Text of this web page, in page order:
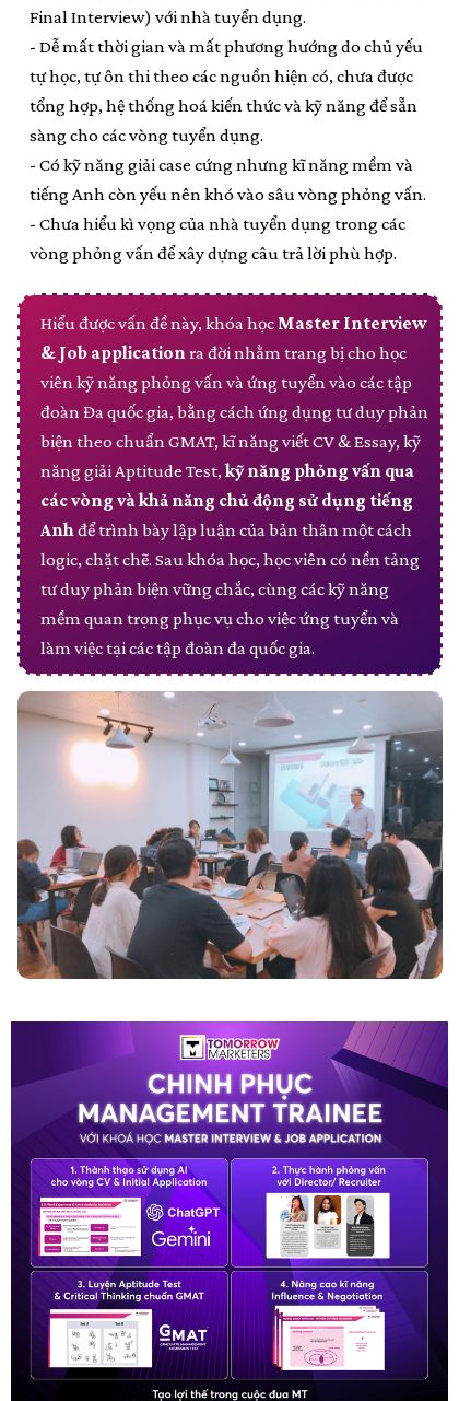
Final Interview) với nhà tuyển dụng.
- Dễ mất thời gian và mất phương hướng do chủ yếu
tự học, tự ôn thi theo các nguồn hiện có, chưa được
tổng hợp, hệ thống hoá kiến thức và kỹ năng để sẵn
sàng cho các vòng tuyển dụng.
- Có kỹ năng giải case cứng nhưng kĩ năng mềm và
tiếng Anh còn yếu nên khó vào sâu vòng phỏng vấn.
- Chưa hiểu kì vọng của nhà tuyển dụng trong các
vòng phỏng vấn để xây dựng câu trả lời phù hợp.
Hiểu được vấn đề này, khóa học Master Interview
& Job application ra đời nhằm trang bị cho học
viên kỹ năng phỏng vấn và ứng tuyển vào các tập
đoàn Đa quốc gia, bằng cách ứng dụng tư duy phản
biện theo chuẩn GMAT, kĩ năng viết CV & Essay, kỹ
năng giải Aptitude Test,kỹ năng phỏng vấn qua
các vòng và khả năng chủ động sử dụng tiếng
Anh để trình bày lập luận của bản thân một cách
logic, chặt chẽ. Sau khóa học, học viên có nền tảng
tư duy phản biện vững chắc, cùng các kỹ năng
mềm quan trọng phục vụ cho việc ứng tuyển và
làm việc tại các tập đoàn đa quốc gia.